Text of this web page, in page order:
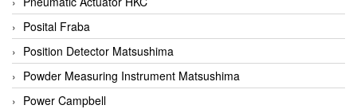
Bifold
Bihl+wiedemann
Bihl+wiedemann
Bilz
Posital Fraba
Position Detector Matsushima
Powder Measuring Instrument Matsushima
Power Campbell